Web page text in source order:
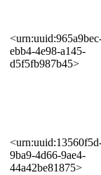
ebb4-4e98-a145-
d5f5fb987b45>
9ba9-4d66-9ae4-
44a42be81875>